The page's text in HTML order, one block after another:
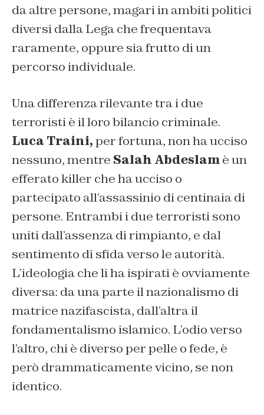
da altre persone, magari in ambiti politici
diversi dalla Lega che frequentava
raramente, oppure sia frutto di un
percorso individuale.
Una differenza rilevante tra i due
terroristi è il loro bilancio criminale.
Luca Traini,per fortuna, non ha ucciso
nessuno, mentre Salah Abdeslamè un
efferato killer che ha ucciso o
partecipato all’assassinio di centinaia di
persone. Entrambi i due terroristi sono
uniti dall’assenza di rimpianto, e dal
sentimento di sfida verso le autorità.
L’ideologia che li ha ispirati è ovviamente
diversa: da una parte il nazionalismo di
matrice nazifascista, dall’altra il
fondamentalismo islamico. L’odio verso
l’altro, chi è diverso per pelle o fede, è
però drammaticamente vicino, se non
identico.